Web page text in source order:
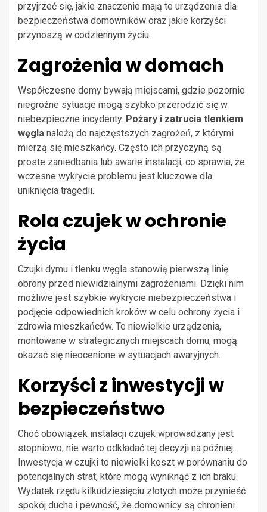
przyjrzeć się, jakie znaczenie mają te urządzenia dla
bezpieczeństwa domowników oraz jakie korzyści
przynoszą w codziennym życiu.
Zagrożenia w domach
Współczesne domy bywają miejscami, gdzie pozornie
niegroźne sytuacje mogą szybko przerodzić się w
niebezpieczne incydenty. Pożary i zatrucia tlenkiem
węgla należą do najczęstszych zagrożeń, z którymi
mierzą się mieszkańcy. Często ich przyczyną są
proste zaniedbania lub awarie instalacji, co sprawia, że
wczesne wykrycie problemu jest kluczowe dla
uniknięcia tragedii.
Rola czujek w ochronie
życia
Czujki dymu i tlenku węgla stanowią pierwszą linię
obrony przed niewidzialnymi zagrożeniami. Dzięki nim
możliwe jest szybkie wykrycie niebezpieczeństwa i
podjęcie odpowiednich kroków w celu ochrony życia i
zdrowia mieszkańców. Te niewielkie urządzenia,
montowane w strategicznych miejscach domu, mogą
okazać się nieocenione w sytuacjach awaryjnych.
Korzyści z inwestycji w
bezpieczeństwo
Choć obowiązek instalacji czujek wprowadzany jest
stopniowo, nie warto odkładać tej decyzji na później.
Inwestycja w czujki to niewielki koszt w porównaniu do
potencjalnych strat, które mogą wyniknąć z ich braku.
Wydatek rzędu kilkudziesięciu złotych może przynieść
spokój ducha i pewność, że domownicy są chronieni